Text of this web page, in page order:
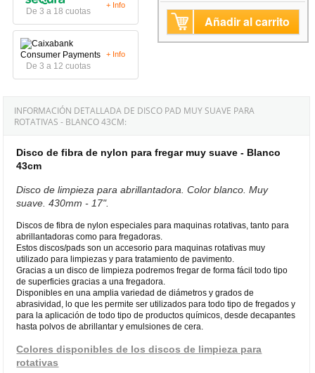
De 3 a 18 cuotas
+ Info
De 3 a 12 cuotas
+ Info
Añadir al carrito
INFORMACIÓN DETALLADA DE DISCO PAD MUY SUAVE PARA
ROTATIVAS - BLANCO 43CM:
Disco de fibra de nylon para fregar muy suave - Blanco
43cm
Disco de limpieza para abrillantadora. Color blanco. Muy
suave. 430mm - 17".
Discos de fibra de nylon especiales para maquinas rotativas, tanto para
abrillantadoras como para fregadoras.
Estos discos/pads son un accesorio para maquinas rotativas muy
utilizado para limpiezas y para tratamiento de pavimento.
Gracias a un disco de limpieza podremos fregar de forma fácil todo tipo
de superficies gracias a una fregadora.
Disponibles en una amplia variedad de diámetros y grados de
abrasividad, lo que les permite ser utilizados para todo tipo de fregados y
para la aplicación de todo tipo de productos químicos, desde decapantes
hasta polvos de abrillantar y emulsiones de cera.
Colores disponibles de los discos de limpieza para
rotativas